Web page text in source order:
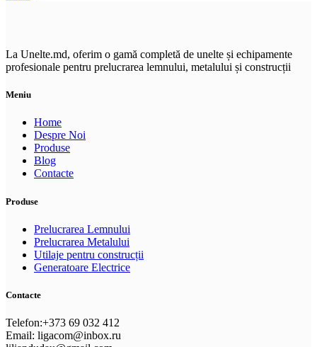
La Unelte.md, oferim o gamă completă de unelte și echipamente
profesionale pentru prelucrarea lemnului, metalului și construcții
Meniu
Home
Despre Noi
Produse
Blog
Contacte
Produse
Prelucrarea Lemnului
Prelucrarea Metalului
Utilaje pentru construcții
Generatoare Electrice
Contacte
Telefon:+373 69 032 412
Email: ligacom@inbox.ru